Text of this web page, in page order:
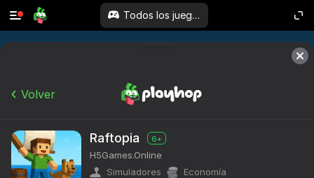
Todos los juegos
Volver
Raftopia 6+
H5Games.Online
Simuladores
Economía